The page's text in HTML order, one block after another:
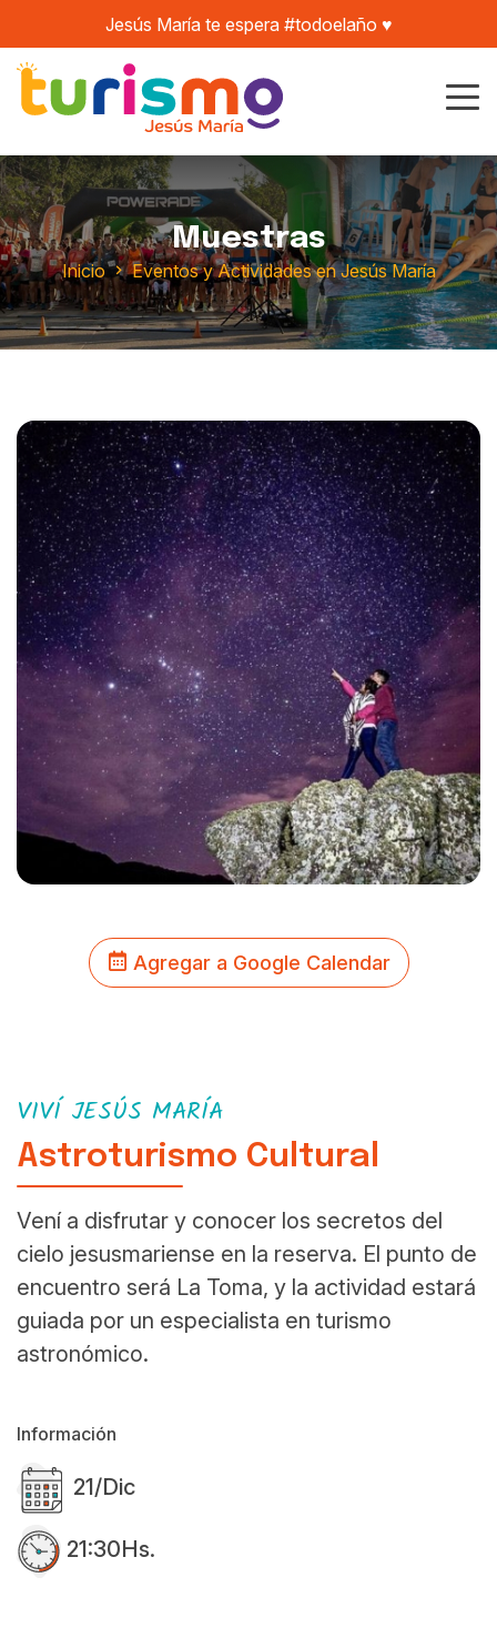
Jesús María te espera #todoelaño ♥️
Muestras
Inicio Eventos y Actividades en Jesús María
Agregar a Google Calendar
VIVÍ JESÚS MARÍA
Astroturismo Cultural
Vení a disfrutar y conocer los secretos del
cielo jesusmariense en la reserva. El punto de
encuentro será La Toma, y la actividad estará
guiada por un especialista en turismo
astronómico.
Información
21/Dic
21:30Hs.